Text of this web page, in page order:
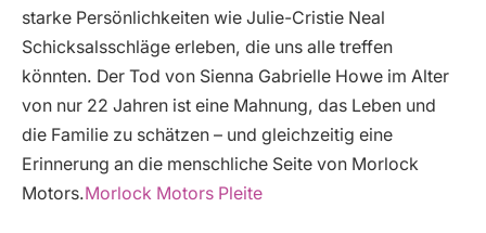
starke Persönlichkeiten wie Julie-Cristie Neal
Schicksalsschläge erleben, die uns alle treffen
könnten. Der Tod von Sienna Gabrielle Howe im Alter
von nur 22 Jahren ist eine Mahnung, das Leben und
die Familie zu schätzen – und gleichzeitig eine
Erinnerung an die menschliche Seite von Morlock
Motors.Morlock Motors Pleite